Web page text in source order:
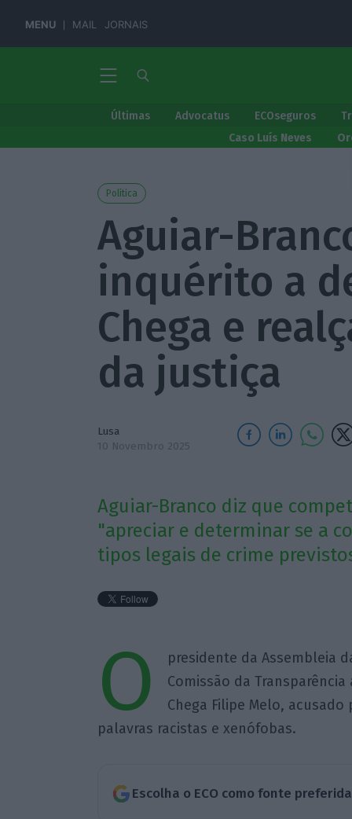
MENU MAIL JORNAIS
Últimas Advocatus ECOseguros
Caso Luís Neves
Política
Aguiar-
inquérito a
Chega e
da justiça
Lusa
10 Novembro 2025
Aguiar-Branco diz que
"apreciar e determinar se a
tipos legais de crime
O
presidente da Assembleia
Comissão da
Chega Filipe Melo,
palavras racistas e xenófobas.
Escolha o ECO como fonte